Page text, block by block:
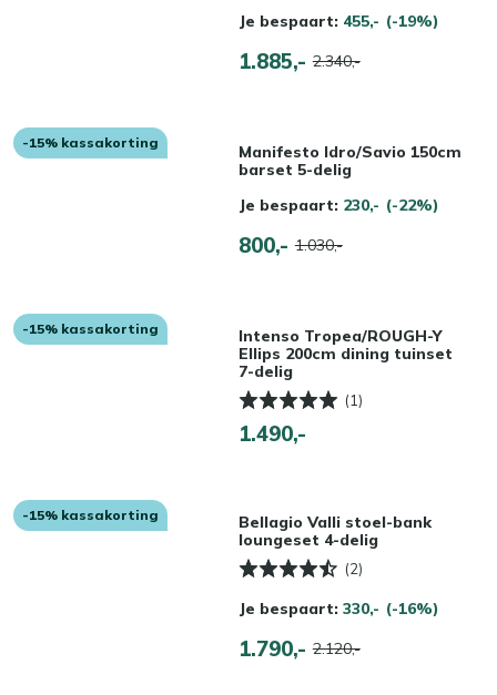
Je bespaart: 455,- (-19%)
1.885,- 2.340,-
-15% kassakorting
Manifesto Idro/Savio 150cm
barset 5-delig
Je bespaart: 230,- (-22%)
800,- 1.030,-
-15% kassakorting
Intenso Tropea/ROUGH-Y
Ellips 200cm dining tuinset
7-delig
(1)
1.490,-
-15% kassakorting
Bellagio Valli stoel-bank
loungeset 4-delig
(2)
Je bespaart: 330,- (-16%)
1.790,- 2.120,-